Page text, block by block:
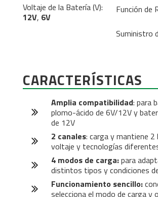
Voltaje de la Batería (V):
12V, 6V
Función de
Suministro
CARACTERÍSTICAS
Amplia compatibilidad:para
plomo-ácido de 6V/12V y
de 12V
2 canales:carga y mantiene 2
voltaje y tecnologías
4 modos de carga:para
distintos tipos y condiciones
Funcionamiento sencillo:
selecciona el modo de carga y